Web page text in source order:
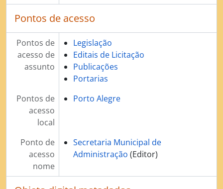
Pontos de acesso
Pontos de
acesso de
assunto
Legislação
Editais de Licitação
Publicações
Portarias
Pontos de
acesso
local
Porto Alegre
Ponto de
acesso
nome
Secretaria Municipal de
Administração (Editor)